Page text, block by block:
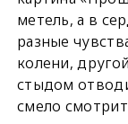
метель, а в
разные
колени,
стыдом
смело